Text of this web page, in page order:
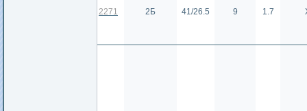
2271 2Б 41/26.5 9 1.7